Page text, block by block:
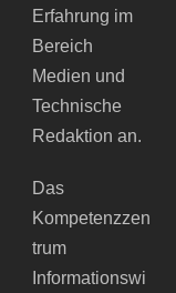
Erfahrung im
Bereich
Medien und
Technische
Redaktion an.
Das
Kompetenzzen
trum
Informationswi